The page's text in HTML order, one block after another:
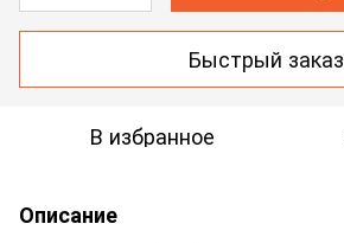
Быстрый заказ
В избранное
Описание